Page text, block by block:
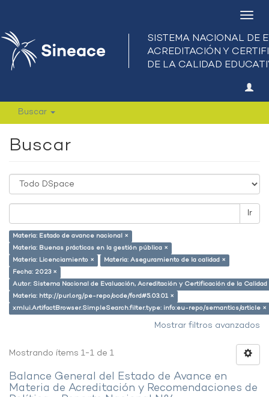
Buscar
Buscar
Ir
Materia: Estado de avance nacional ×
Materia: Buenas prácticas en la gestión pública ×
Materia: Licenciamiento ×
Materia: Aseguramiento de la calidad ×
Fecha: 2023 ×
Autor: Sistema Nacional de Evaluación, Acreditación y Certificación de la
Materia: http://purl.org/pe-repo/ocde/ford#5.03.01 ×
xmlui.ArtifactBrowser.SimpleSearch.filter.type: info:eu-repo/semantics/article ×
Mostrar filtros avanzados
Mostrando ítems 1-1 de 1
Balance General del Estado de Avance en
Materia de Acreditación y Recomendaciones de